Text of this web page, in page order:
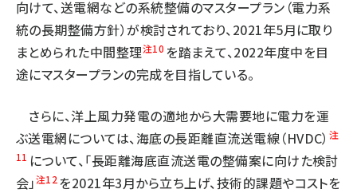
向けて、送電網などの系統整備のマスタープラン（電力系
統の長期整備方針）が検討されており、2021年5月に取り
まとめられた中間整理注10 を踏まえて、2022年度中を目
途にマスタープランの完成を目指している。
さらに、洋上風力発電の適地から大需要地に電力を運
ぶ送電網については、海底の長距離直流送電線（HVDC） 注
11 について、「長距離海底直流送電の整備案に向けた検討
会」注12 を2021年3月から立ち上げ、技術的課題やコストを